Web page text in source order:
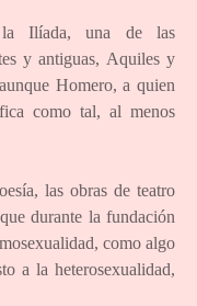
la Ilíada, una de las
y antiguas, Aquiles y
Homero, a quien
como tal, al menos
las obras de teatro
durante la fundación
como algo
a la heterosexualidad,